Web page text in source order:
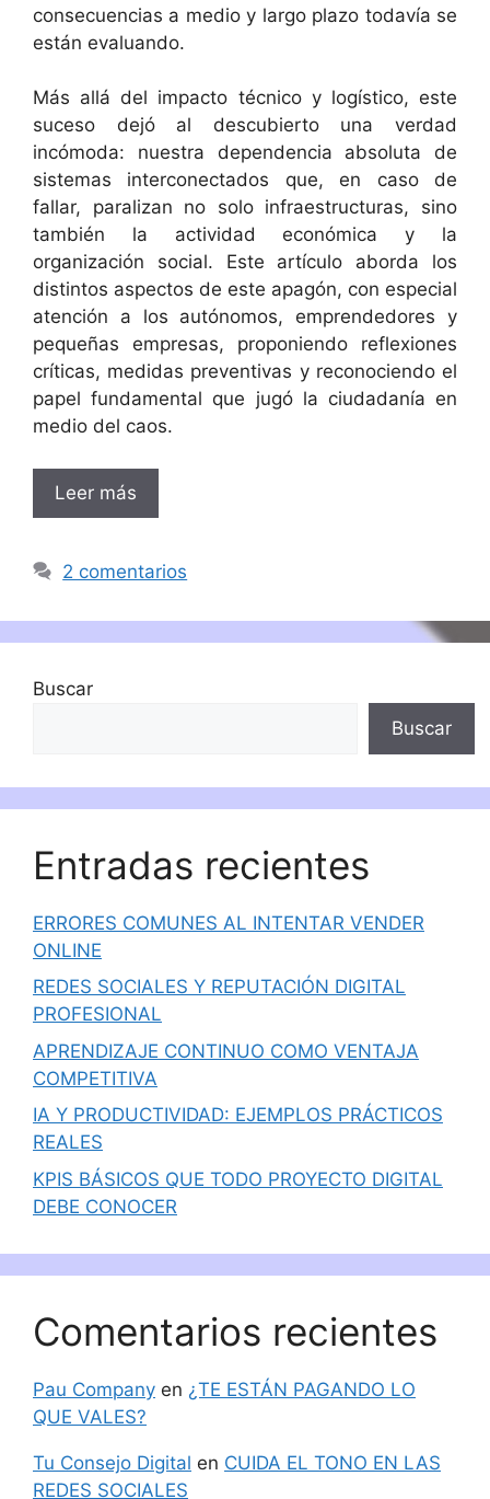
consecuencias a medio y largo plazo todavía se
están evaluando.
Más allá del impacto técnico y logístico, este
suceso dejó al descubierto una verdad
incómoda: nuestra dependencia absoluta de
sistemas interconectados que, en caso de
fallar, paralizan no solo infraestructuras, sino
también la actividad económica y la
organización social. Este artículo aborda los
distintos aspectos de este apagón, con especial
atención a los autónomos, emprendedores y
pequeñas empresas, proponiendo reflexiones
críticas, medidas preventivas y reconociendo el
papel fundamental que jugó la ciudadanía en
medio del caos.
Leer más
2 comentarios
Buscar
Buscar
Entradas recientes
ERRORES COMUNES AL INTENTAR VENDER
ONLINE
REDES SOCIALES Y REPUTACIÓN DIGITAL
PROFESIONAL
APRENDIZAJE CONTINUO COMO VENTAJA
COMPETITIVA
IA Y PRODUCTIVIDAD: EJEMPLOS PRÁCTICOS
REALES
KPIS BÁSICOS QUE TODO PROYECTO DIGITAL
DEBE CONOCER
Comentarios recientes
Pau Company en ¿TE ESTÁN PAGANDO LO
QUE VALES?
Tu Consejo Digital en CUIDA EL TONO EN LAS
REDES SOCIALES